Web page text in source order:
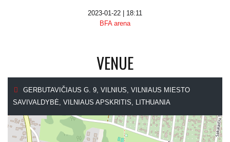
2023-01-22 | 18:11
BFA arena
VENUE
GERBUTAVIČIAUS G. 9, VILNIUS, VILNIAUS MIESTO
SAVIVALDYBĖ, VILNIAUS APSKRITIS, LITHUANIA